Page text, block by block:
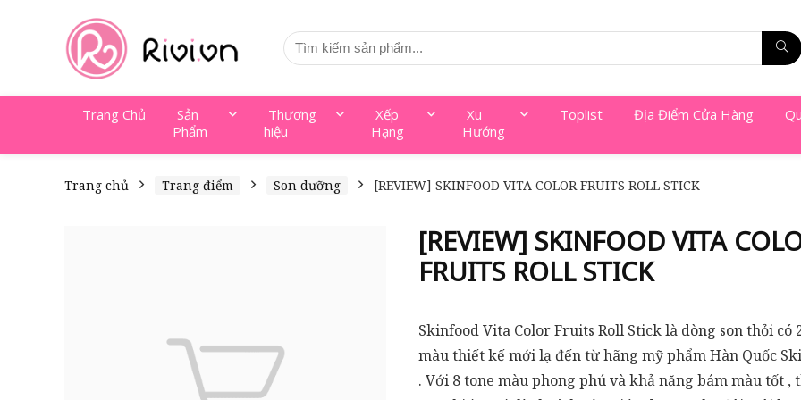
Trang Chủ
Sản
Phẩm
Thương
hiệu
Xếp
Hạng
Xu
Hướng
Toplist Địa Điểm Cửa Hàng
Trang chủ Trang điểm Son dưỡng [REVIEW] SKINFOOD VITA COLOR FRUITS ROLL STICK
[REVIEW] SKINFOOD VITA
FRUITS ROLL STICK
Skinfood Vita Color Fruits Roll Stick là dòng son thỏi có
màu thiết kế mới lạ đến từ hãng mỹ phẩm Hàn Quốc
. Với 8 tone màu phong phú và khả năng bám màu tốt ,